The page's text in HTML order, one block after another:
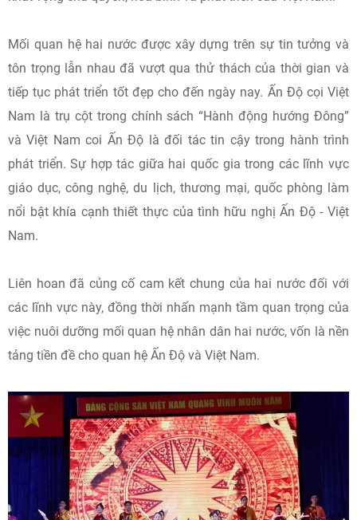
Mối quan hệ hai nước được xây dựng trên sự tin tưởng và
tôn trọng lẫn nhau đã vượt qua thử thách của thời gian và
tiếp tục phát triển tốt đẹp cho đến ngày nay. Ấn Độ cọi Việt
Nam là trụ cột trong chính sách “Hành động hướng Đông”
và Việt Nam coi Ấn Độ là đối tác tin cậy trong hành trình
phát triển. Sự hợp tác giữa hai quốc gia trong các lĩnh vực
giáo dục, công nghệ, du lịch, thương mại, quốc phòng làm
nổi bật khía cạnh thiết thực của tình hữu nghị Ấn Độ - Việt
Nam.
Liên hoan đã củng cố cam kết chung của hai nước đối với
các lĩnh vực này, đồng thời nhấn mạnh tầm quan trọng của
việc nuôi dưỡng mối quan hệ nhân dân hai nước, vốn là nền
tảng tiền đề cho quan hệ Ấn Độ và Việt Nam.